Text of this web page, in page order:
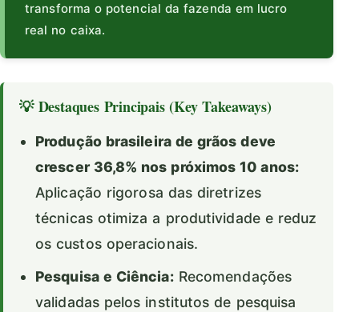
transforma o potencial da fazenda em lucro
real no caixa.
💡 Destaques Principais (Key Takeaways)
Produção brasileira de grãos deve
crescer 36,8% nos próximos 10 anos:
Aplicação rigorosa das diretrizes
técnicas otimiza a produtividade e reduz
os custos operacionais.
Pesquisa e Ciência:Recomendações
validadas pelos institutos de pesquisa